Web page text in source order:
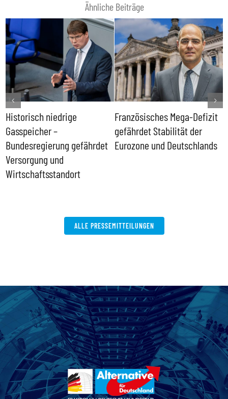
Ähnliche Beiträge
Historisch niedrige
Gasspeicher –
Bundesregierung gefährdet
Versorgung und
Wirtschaftsstandort
Französisches Mega-Defizit
gefährdet Stabilität der
Eurozone und Deutschlands
ALLE PRESSEMITTEILUNGEN